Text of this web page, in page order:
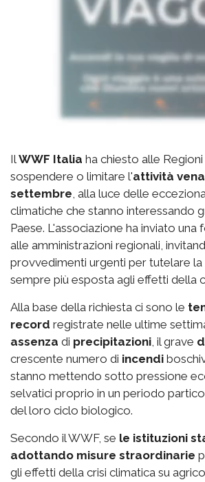
IlWWF Italia ha chiesto alle Regioni
sospendere o limitare l'attività
settembre, alla luce delle
climatiche che stanno interessando
Paese. L'associazione ha inviato una
alle amministrazioni regionali,
provvedimenti urgenti per tutelare la
sempre più esposta agli effetti della
Alla base della richiesta ci sono le
record registrate nelle ultime
assenza di precipitazioni, il grave
crescente numero di incendi
stanno mettendo sotto pressione
selvatici proprio in un periodo
del loro ciclo biologico.
Secondo il WWF, se le istituzioni
adottando misure straordinarie
gli effetti della crisi climatica su